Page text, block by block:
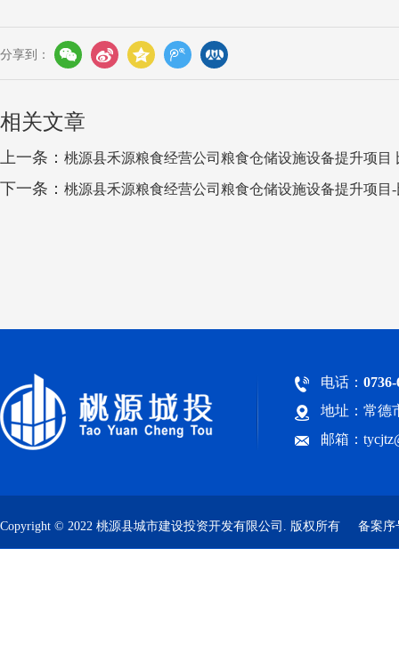
分享到：
相关文章
上一条： 桃源县禾源粮食经营公司粮食仓储设施设备提升项目
下一条： 桃源县禾源粮食经营公司粮食仓储设施设备提升项目
电话：
地址：常德
邮箱：
Copyright © 2022 桃源县城市建设投资开发有限公司. 版权所有 备案序